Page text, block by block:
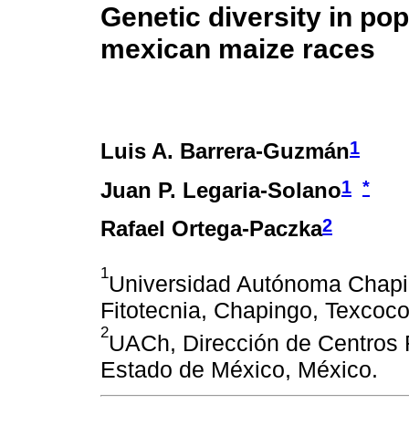
Genetic diversity in
mexican maize races
Luis A. Barrera-Guzmán1
Juan P. Legaria-Solano1 *
Rafael Ortega-Paczka2
1Universidad Autónoma
Fitotecnia, Chapingo,
2UACh, Dirección de
Estado de México, México.